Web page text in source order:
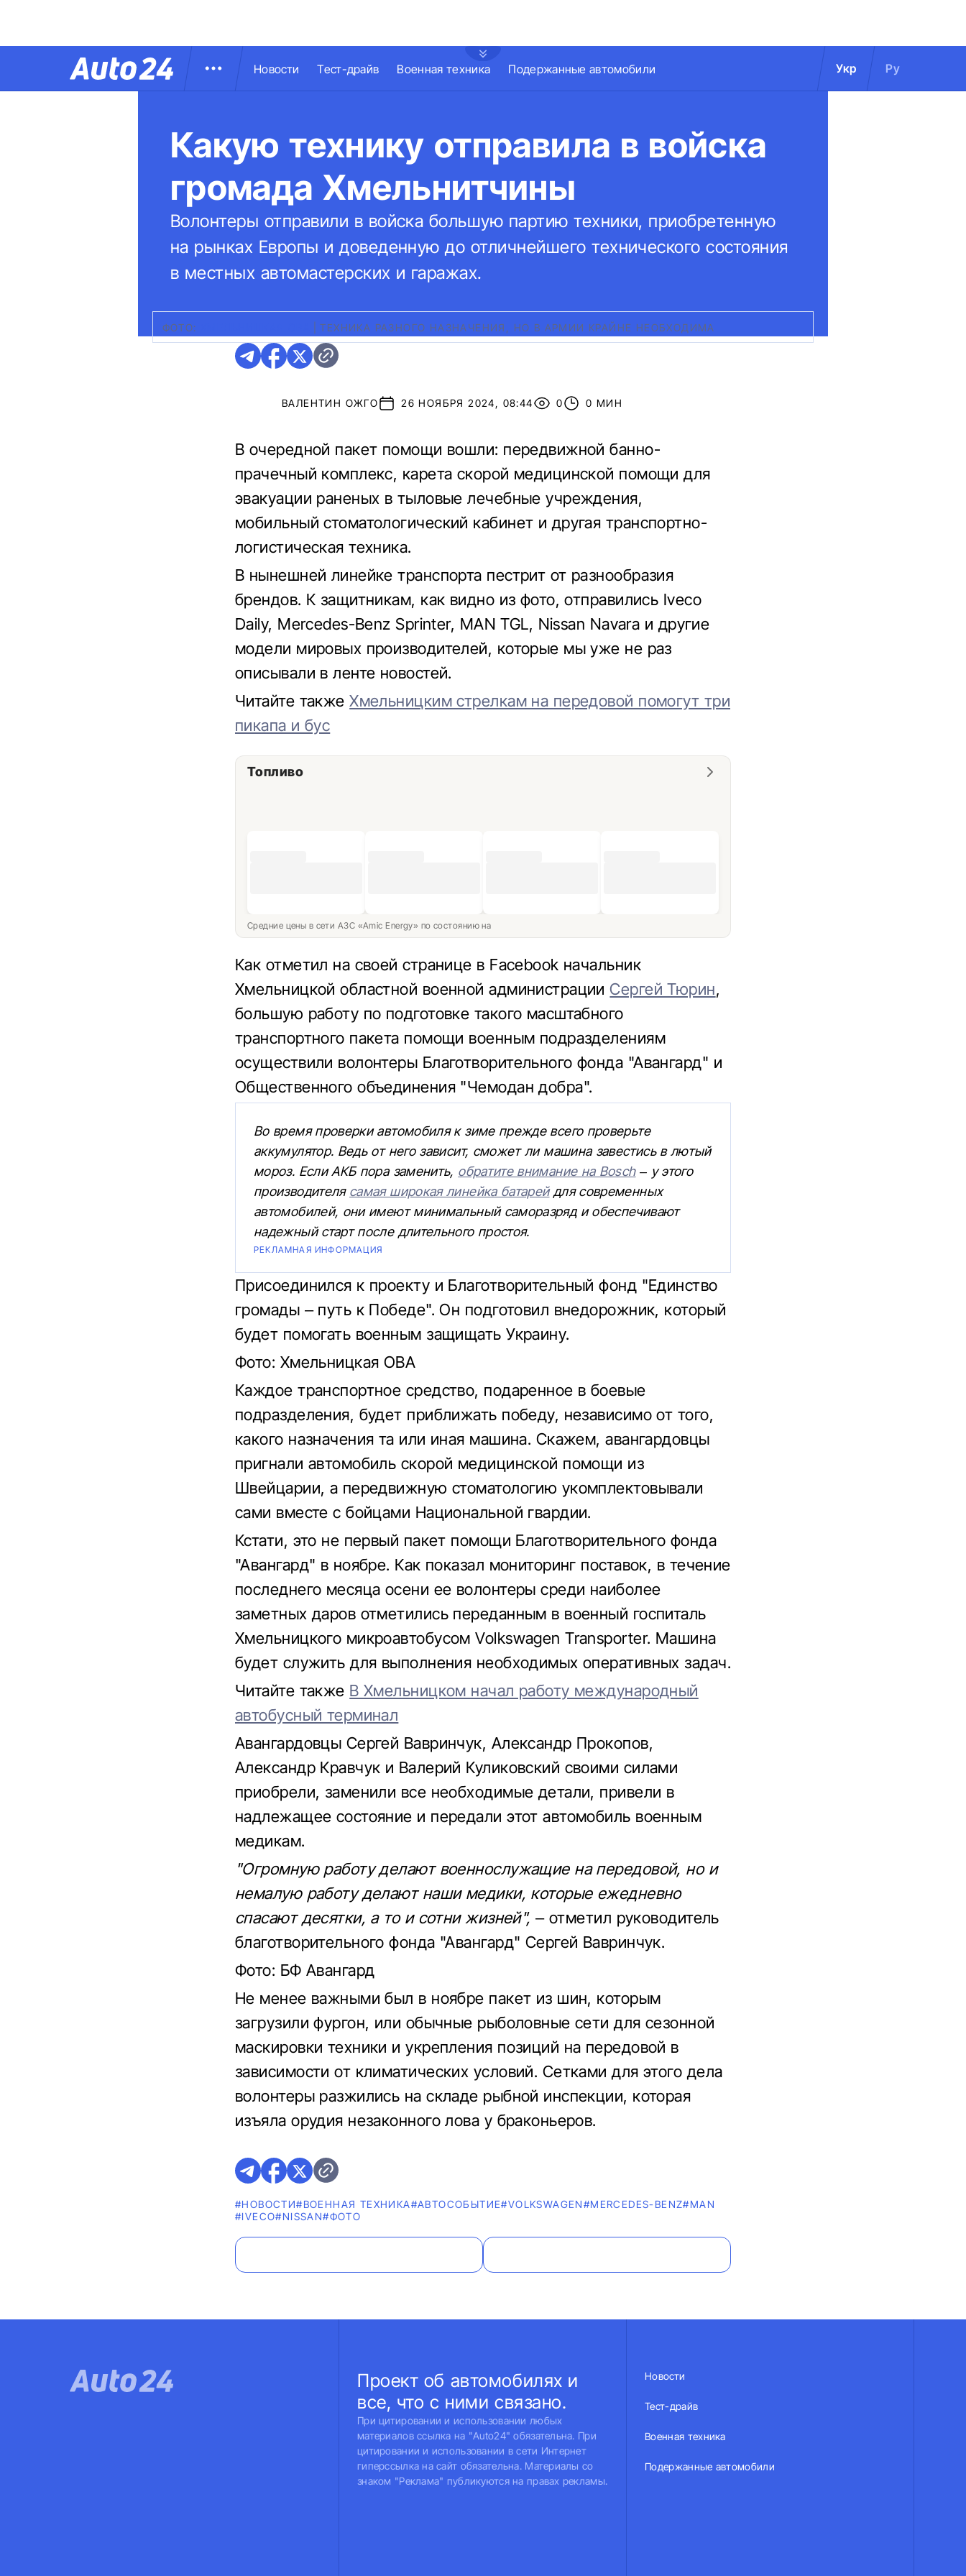
Новости Тест-драйв Военная техника Подержанные автомобили Укр Ру
Какую технику отправила в войска
громада Хмельнитчины
Волонтеры отправили в войска большую партию техники, приобретенную
на рынках Европы и доведенную до отличнейшего технического состояния
в местных автомастерских и гаражах.
ФОТО: ТЕХНИКА РАЗНОГО НАЗНАЧЕНИЯ, НО В АРМИИ КРАЙНЕ НЕОБХОДИМА
ВАЛЕНТИН ОЖГО 26 НОЯБРЯ 2024, 08:44 0 0 МИН
В очередной пакет помощи вошли: передвижной банно-
прачечный комплекс, карета скорой медицинской помощи для
эвакуации раненых в тыловые лечебные учреждения,
мобильный стоматологический кабинет и другая транспортно-
логистическая техника.
В нынешней линейке транспорта пестрит от разнообразия
брендов. К защитникам, как видно из фото, отправились Iveco
Daily, Mercedes-Benz Sprinter, MAN TGL, Nissan Navara и другие
модели мировых производителей, которые мы уже не раз
описывали в ленте новостей.
Читайте такжеХмельницким стрелкам на передовой помогут три
пикапа и бус
Топливо
Средние цены в сети АЗС «Amic Energy» по состоянию на
Как отметил на своей странице в Facebook начальник
Хмельницкой областной военной администрацииСергей Тюрин,
большую работу по подготовке такого масштабного
транспортного пакета помощи военным подразделениям
осуществили волонтеры Благотворительного фонда "Авангард" и
Общественного объединения "Чемодан добра".
Во время проверки автомобиля к зиме прежде всего проверьте
аккумулятор. Ведь от него зависит, сможет ли машина завестись в лютый
мороз. Если АКБ пора заменить, обратите внимание на Bosch– у этого
производителя самая широкая линейка батарейдля современных
автомобилей, они имеют минимальный саморазряд и обеспечивают
надежный старт после длительного простоя.
РЕКЛАМНАЯ ИНФОРМАЦИЯ
Присоединился к проекту и Благотворительный фонд "Единство
громады – путь к Победе". Он подготовил внедорожник, который
будет помогать военным защищать Украину.
Фото: Хмельницкая ОВА
Каждое транспортное средство, подаренное в боевые
подразделения, будет приближать победу, независимо от того,
какого назначения та или иная машина. Скажем, авангардовцы
пригнали автомобиль скорой медицинской помощи из
Швейцарии, а передвижную стоматологию укомплектовывали
сами вместе с бойцами Национальной гвардии.
Кстати, это не первый пакет помощи Благотворительного фонда
"Авангард" в ноябре. Как показал мониторинг поставок, в течение
последнего месяца осени ее волонтеры среди наиболее
заметных даров отметились переданным в военный госпиталь
Хмельницкого микроавтобусом Volkswagen Transporter. Машина
будет служить для выполнения необходимых оперативных задач.
Читайте также В Хмельницком начал работу международный
автобусный терминал
Авангардовцы Сергей Вавринчук, Александр Прокопов,
Александр Кравчук и Валерий Куликовский своими силами
приобрели, заменили все необходимые детали, привели в
надлежащее состояние и передали этот автомобиль военным
медикам.
"Огромную работу делают военнослужащие на передовой, но и
немалую работу делают наши медики, которые ежедневно
спасают десятки, а то и сотни жизней", – отметил руководитель
благотворительного фонда "Авангард" Сергей Вавринчук.
Фото: БФ Авангард
Не менее важными был в ноябре пакет из шин, которым
загрузили фургон, или обычные рыболовные сети для сезонной
маскировки техники и укрепления позиций на передовой в
зависимости от климатических условий. Сетками для этого дела
волонтеры разжились на складе рыбной инспекции, которая
изъяла орудия незаконного лова у браконьеров.
#НОВОСТИ#ВОЕННАЯ ТЕХНИКА#АВТОСОБЫТИЕ#VOLKSWAGEN#MERCEDES-BENZ#MAN
#IVECO#NISSAN#ФОТО
Проект об автомобилях и
все, что с ними связано.
При цитировании и использовании любых
материалов ссылка на "Auto24" обязательна. При
цитировании и использовании в сети Интернет
гиперссылка на сайт обязательна. Материалы со
знаком "Реклама" публикуются на правах рекламы.
Новости
Тест-драйв
Военная техника
Подержанные автомобили